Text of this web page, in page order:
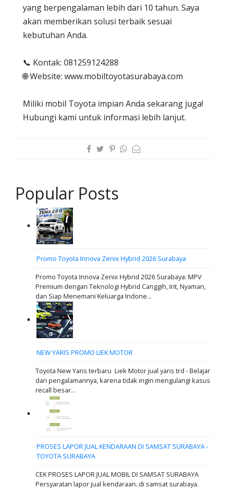
yang berpengalaman lebih dari 10 tahun. Saya
akan memberikan solusi terbaik sesuai
kebutuhan Anda.
📞 Kontak: 081259124288
🌐 Website: www.mobiltoyotasurabaya.com
Miliki mobil Toyota impian Anda sekarang juga!
Hubungi kami untuk informasi lebih lanjut.
Popular Posts
Promo Toyota Innova Zenix Hybrid 2026 Surabaya
Promo Toyota Innova Zenix Hybrid 2026 Surabaya: MPV
Premium dengan Teknologi Hybrid Canggih, Irit, Nyaman,
dan Siap Menemani Keluarga Indone...
NEW YARIS PROMO LIEK MOTOR
Toyota New Yaris terbaru Liek Motor jual yaris trd - Belajar
dari pengalamannya, karena tidak ingin mengulangi kasus
recall besar...
PROSES LAPOR JUAL KENDARAAN DI SAMSAT SURABAYA -
TOYOTA SURABAYA
CEK PROSES LAPOR JUAL MOBIL DI SAMSAT SURABAYA
Persyaratan lapor jual kendaraan..di samsat surabaya.